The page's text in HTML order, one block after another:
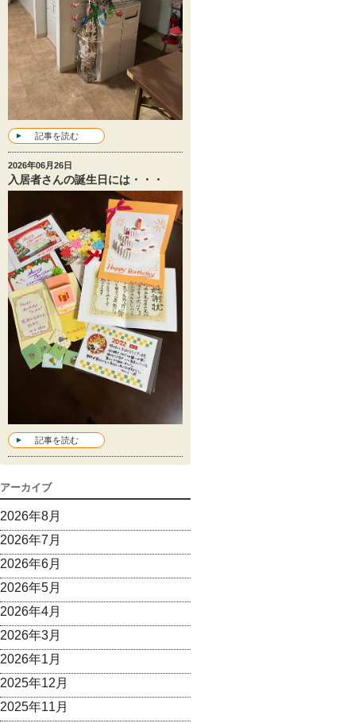
記事を読む
2026年06月26日
入居者さんの誕生日には・・・
記事を読む
アーカイブ
2026年8月
2026年7月
2026年6月
2026年5月
2026年4月
2026年3月
2026年1月
2025年12月
2025年11月